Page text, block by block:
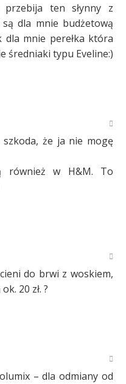
przebija ten słynny z
dla mnie budżetową
dla mnie perełka która
średniaki typu Eveline:)
że ja nie mogę
również w H&M. To
do brwi z woskiem,
20 zł. ?
– dla odmiany od